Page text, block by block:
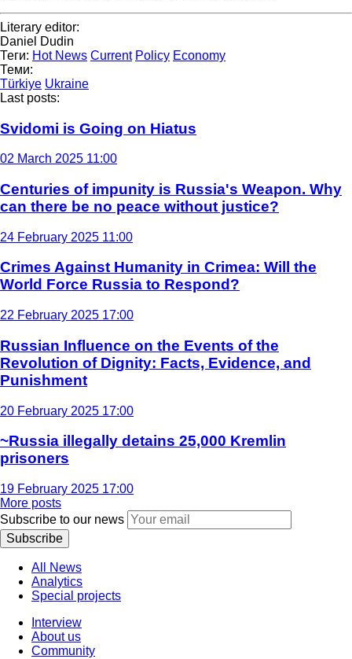
Literary editor:
Daniel Dudin
Теги: Hot News Current Policy Economy
Теми:
Türkiye Ukraine
Last posts:
Svidomi is Going on Hiatus
02 March 2025 11:00
Centuries of impunity is Russia's Weapon. Why
can there be no peace without justice?
24 February 2025 11:00
Crimes Against Humanity in Crimea: Will the
World Force Russia to Respond?
22 February 2025 17:00
Russian Influence on the Events of the
Revolution of Dignity: Facts, Evidence, and
Punishment
20 February 2025 17:00
~Russia illegally detains 25,000 Kremlin
prisoners
19 February 2025 17:00
More posts
Subscribe to our news
Subscribe
All News
Analytics
Special projects
Interview
About us
Community